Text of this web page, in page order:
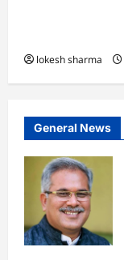
lokesh sharma
General News